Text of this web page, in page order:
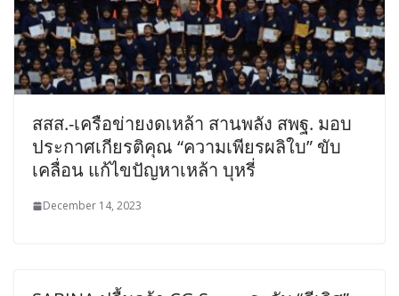
สสส.-เครือข่ายงดเหล้า สานพลัง สพฐ. มอบ
ประกาศเกียรติคุณ “ความเพียรผลิใบ” ขับ
เคลื่อน แก้ไขปัญหาเหล้า บุหรี่
December 14, 2023